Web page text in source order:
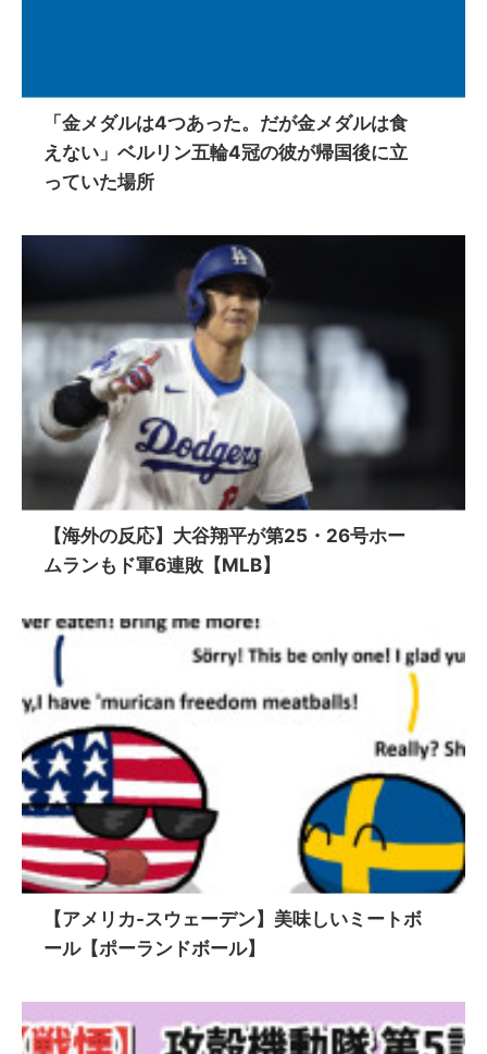
「金メダルは4つあった。だが金メダルは食
えない」ベルリン五輪4冠の彼が帰国後に立
っていた場所
【海外の反応】大谷翔平が第25・26号ホー
ムランもド軍6連敗【MLB】
【アメリカ-スウェーデン】美味しいミートボ
ール【ポーランドボール】